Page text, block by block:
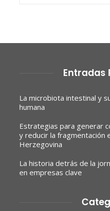
Entradas
La microbiota intestinal y
humana
Estrategias para generar
y reducir la fragmentación
Herzegovina
La historia detrás de la
en empresas clave